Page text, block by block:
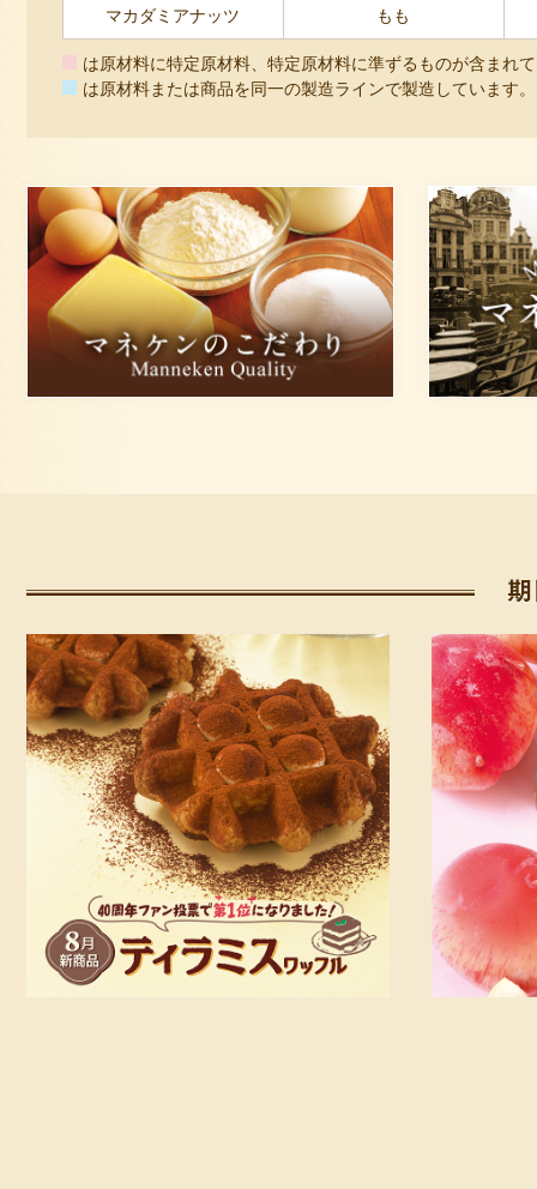
マカダミアナッツ もも
赤色
は原材料に特定原材料、特定原材料に準ずるものが含まれ
青色
は原材料または商品を同一の製造ラインで製造しています。